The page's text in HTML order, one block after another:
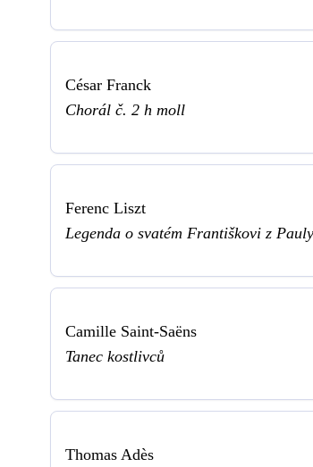
César Franck
Chorál č. 2 h moll
Ferenc Liszt
Legenda o svatém Františkovi z
Camille Saint-Saëns
Tanec kostlivců
Thomas Adès